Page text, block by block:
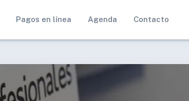
Pagos en línea Agenda Contacto